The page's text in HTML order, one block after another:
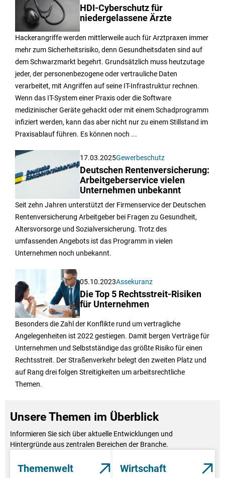
HDI-Cyberschutz für
niedergelassene Ärzte
Hackerangriffe werden mittlerweile auch für Arztpraxen immer
mehr zum Sicherheitsrisiko, denn Gesundheitsdaten sind auf
dem Schwarzmarkt begehrt. Grundsätzlich muss heutzutage
jeder, der personenbezogene oder vertrauliche Daten
verarbeitet, mit Angriffen auf seine IT-Infrastruktur rechnen.
Wenn das IT-System einer Praxis oder die Software
medizinischer Geräte gehackt oder mit einem Schadprogramm
infiziert werden, kann das aber nicht nur zu einem Stillstand im
Praxisablauf führen. Es können noch ...
17.03.2025Gewerbeschutz
Deutschen Rentenversicherung:
Arbeitgeberservice vielen
Unternehmen unbekannt
Seit zehn Jahren unterstützt der Firmenservice der Deutschen
Rentenversicherung Arbeitgeber bei Fragen zu Gesundheit,
Altersvorsorge und Sozialversicherung. Trotz des
umfassenden Angebots ist das Programm in vielen
Unternehmen noch unbekannt.
05.10.2023Assekuranz
Die Top 5 Rechtsstreit-Risiken
für Unternehmen
Besonders die Zahl der Konflikte rund um vertragliche
Angelegenheiten ist 2022 gestiegen. Damit bergen Verträge für
Unternehmen und Selbstständige das größte Risiko für einen
Rechtsstreit. Der Straßenverkehr belegt den zweiten Platz und
auf Rang drei folgen Streitigkeiten um arbeitsrechtliche
Themen.
Unsere Themen im Überblick
Informieren Sie sich über aktuelle Entwicklungen und
Hintergründe aus zentralen Bereichen der Branche.
Themenwelt Wirtschaft